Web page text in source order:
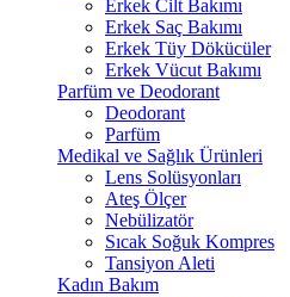
Erkek Cilt Bakımı
Erkek Saç Bakımı
Erkek Tüy Dökücüler
Erkek Vücut Bakımı
Parfüm ve Deodorant
Deodorant
Parfüm
Medikal ve Sağlık Ürünleri
Lens Solüsyonları
Ateş Ölçer
Nebülizatör
Sıcak Soğuk Kompres
Tansiyon Aleti
Kadın Bakım